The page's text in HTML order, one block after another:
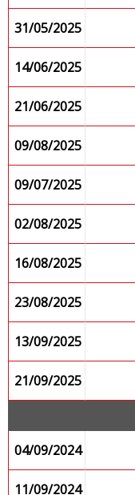
31/05/2025
14/06/2025
21/06/2025
09/08/2025
09/07/2025
02/08/2025
16/08/2025
23/08/2025
13/09/2025
21/09/2025
04/09/2024
11/09/2024